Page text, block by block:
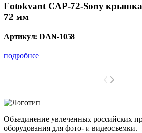
Fotokvant CAP-72-Sony крышка
72 мм
Артикул: DAN-1058
подробнее
Объединение увлеченных российских
оборудования для фото- и видеосъемки.